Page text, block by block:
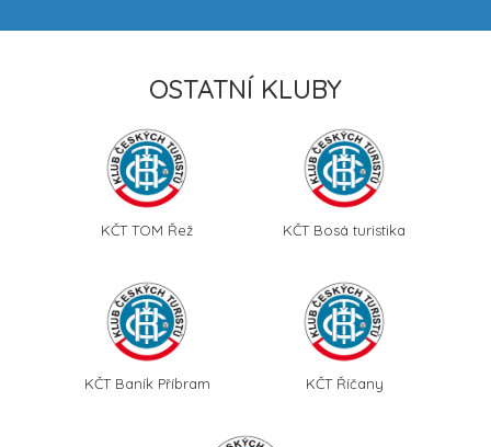
OSTATNÍ KLUBY
KČT TOM Řež KČT Bosá turistika
KČT Baník Příbram KČT Říčany